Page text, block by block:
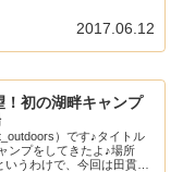
2017.06.12
初の湖畔キャンプ
）です♪タイトル
ンプをしてきたよ♪場所
うわけで、今回は田貫湖